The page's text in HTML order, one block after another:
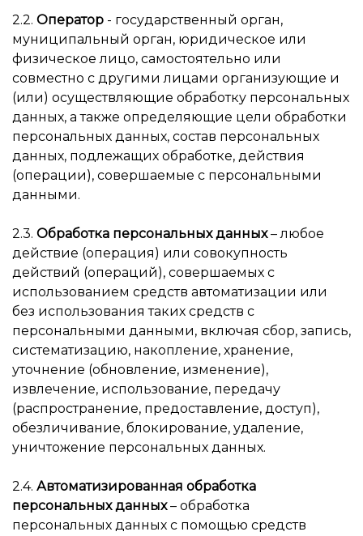
2.2. Оператор - государственный орган,
муниципальный орган, юридическое или
физическое лицо, самостоятельно или
совместно с другими лицами организующие и
(или) осуществляющие обработку персональных
данных, а также определяющие цели обработки
персональных данных, состав персональных
данных, подлежащих обработке, действия
(операции), совершаемые с персональными
данными.
2.3. Обработка персональных данных– любое
действие (операция) или совокупность
действий (операций), совершаемых с
использованием средств автоматизации или
без использования таких средств с
персональными данными, включая сбор, запись,
систематизацию, накопление, хранение,
уточнение (обновление, изменение),
извлечение, использование, передачу
(распространение, предоставление, доступ),
обезличивание, блокирование, удаление,
уничтожение персональных данных.
2.4. Автоматизированная обработка
персональных данных– обработка
персональных данных с помощью средств